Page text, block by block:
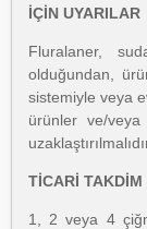
İÇİN UYARILAR
Fluralaner,
olduğundan,
sistemiyle veya
ürünler ve/
TİCARİ TAKDİM
1, 2 veya 4